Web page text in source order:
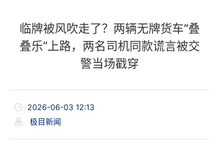
临牌被风吹走了？两辆无牌货车“叠
叠乐”上路，两名司机同款谎言被交
警当场戳穿
2026-06-03 12:13
极目新闻